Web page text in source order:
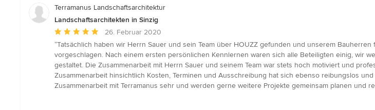
Terramanus Landschaftsarchitektur
Landschaftsarchitekten in Sinzig
Durchschnittliche
Bewertung:
5
von
5
Sternen
26. Februar 2020
“Tatsächlich haben wir Herrn Sauer und sein Team über HOUZZ gefunden und unserem
vorgeschlagen. Nach einem ersten persönlichen Kennlernen waren sich alle Beteiligten einig, wir
gestaltet. Die Zusammenarbeit mit Herrn Sauer und seinem Team war stets hoch motiviert und
Zusammenarbeit hinsichtlich Kosten, Terminen und Ausschreibung hat sich ebenso reibungslos
Zusammenarbeit mit Terramanus sehr und werden gerne weitere Projekte gemeinsam planen und